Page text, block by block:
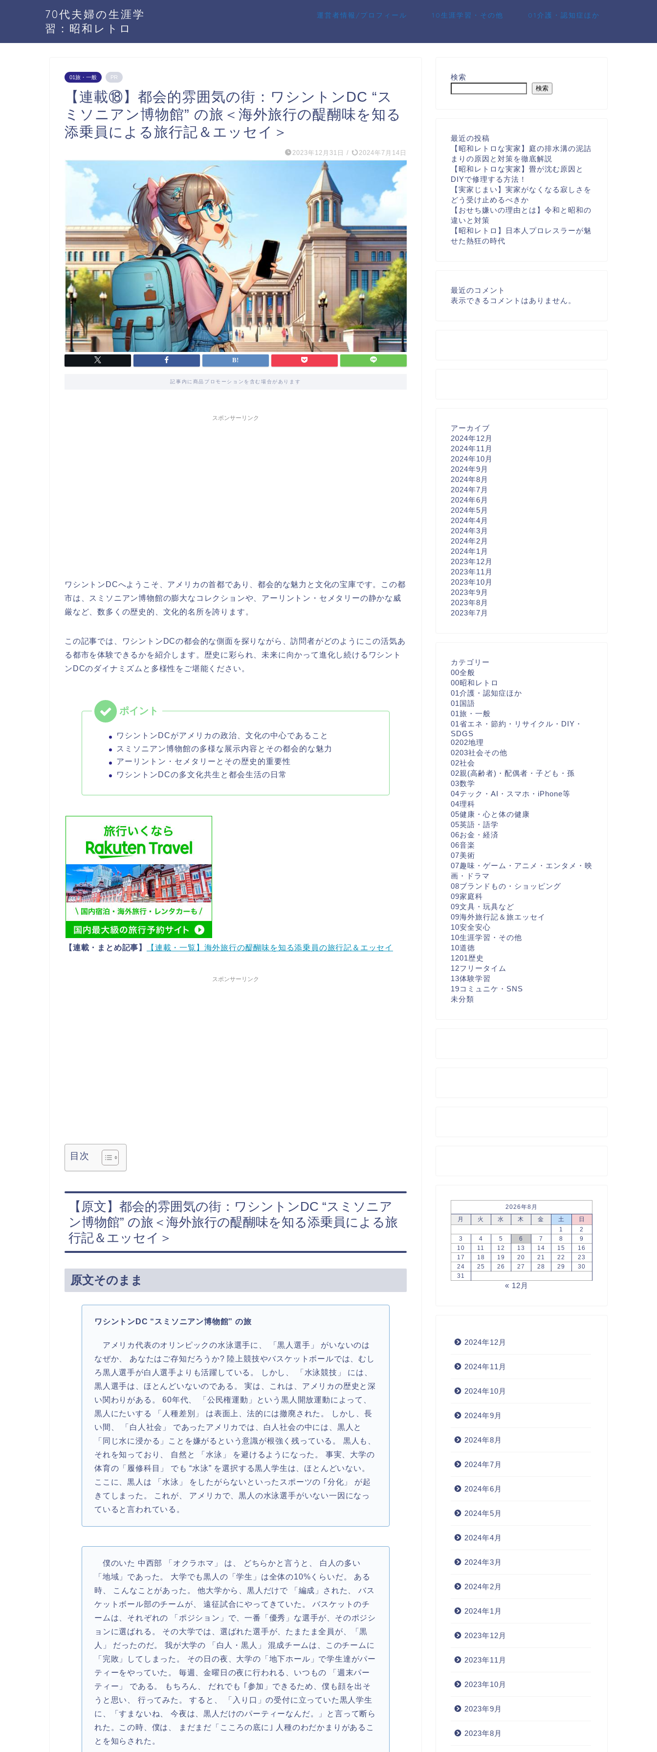
70代夫婦の生涯学
習：昭和レトロ
運営者情報/プロフィール 10生涯学習・その他 01介護・認知症ほか
01旅・一般 PR
【連載⑱】都会的雰囲気の街：ワシントンDC “ス
ミソニアン博物館” の旅＜海外旅行の醍醐味を知る
添乗員による旅行記＆エッセイ＞
2023年12月31日 / 2024年7月14日
記事内に商品プロモーションを含む場合があります
スポンサーリンク
ワシントンDCへようこそ、アメリカの首都であり、都会的な魅力と文化の宝庫です。この都
市は、スミソニアン博物館の膨大なコレクションや、アーリントン・セメタリーの静かな威
厳など、数多くの歴史的、文化的名所を誇ります。
この記事では、ワシントンDCの都会的な側面を探りながら、訪問者がどのようにこの活気あ
る都市を体験できるかを紹介します。歴史に彩られ、未来に向かって進化し続けるワシント
ンDCのダイナミズムと多様性をご堪能ください。
ワシントンDCがアメリカの政治、文化の中心であること
スミソニアン博物館の多様な展示内容とその都会的な魅力
アーリントン・セメタリーとその歴史的重要性
ワシントンDCの多文化共生と都会生活の日常
【連載・まとめ記事】 【連載・一覧】海外旅行の醍醐味を知る添乗員の旅行記＆エッセイ
スポンサーリンク
目次
【原文】都会的雰囲気の街：ワシントンDC “スミソニア
ン博物館” の旅＜海外旅行の醍醐味を知る添乗員による旅
行記＆エッセイ＞
原文そのまま
ワシントンDC “スミソニアン博物館” の旅
アメリカ代表のオリンピックの水泳選手に、 「黒人選手」 がいないのは
なぜか、 あなたはご存知だろうか? 陸上競技やバスケットボールでは、むし
ろ黒人選手が白人選手よりも活躍している。 しかし、 「水泳競技」 には、
黒人選手は、ほとんどいないのである。 実は、これは、アメリカの歴史と深
い関わりがある。 60年代、 「公民権運動」という黒人開放運動によって、
黒人にたいする 「人種差別」 は表面上、法的には撤廃された。 しかし、長
い間、 「白人社会」 であったアメリカでは、白人社会の中には、黒人と
「同じ水に浸かる」ことを嫌がるという意識が根強く残っている。 黒人も、
それを知っており、 自然と 「水泳」 を避けるようになった。 事実、大学の
体育の「履修科目」 でも “水泳” を選択する黒人学生は、ほとんどいない。
ここに、黒人は 「水泳」 をしたがらないといったスポーツの ｢分化」 が起
きてしまった。 これが、 アメリカで、黒人の水泳選手がいない一因になっ
ていると言われている。
僕のいた 中西部 「オクラホマ」 は、 どちらかと言うと、 白人の多い
「地域」であった。 大学でも黒人の「学生」は全体の10%くらいだ。 ある
時、 こんなことがあった。 他大学から、黒人だけで 「編成」された、 バス
ケットボール部のチームが、 遠征試合にやってきていた。 バスケットのチ
ームは、それぞれの 「ポジション」で、一番「優秀」な選手が、そのポジシ
ョンに選ばれる。 その大学では、選ばれた選手が、たまたま全員が、「黒
人」 だったのだ。 我が大学の 「白人・黒人」 混成チームは、このチームに
「完敗」してしまった。 その日の夜、大学の「地下ホール」で学生達がパー
ティーをやっていた。 毎週、金曜日の夜に行われる、いつもの 「週末パー
ティー」 である。 もちろん、 だれでも ｢参加」できるため、僕も顔を出そ
うと思い、 行ってみた。 すると、 「入り口」の受付に立っていた黒人学生
に、「すまないね、 今夜は、黒人だけのパーティーなんだ。」と言って断ら
れた。この時、僕は、 まだまだ「こころの底に｣ 人種のわだかまりがあるこ
とを知らされた。
検索
検索
最近の投稿
【昭和レトロな実家】庭の排水溝の泥詰
まりの原因と対策を徹底解説
【昭和レトロな実家】畳が沈む原因と
DIYで修理する方法！
【実家じまい】実家がなくなる寂しさを
どう受け止めるべきか
【おせち嫌いの理由とは】令和と昭和の
違いと対策
【昭和レトロ】日本人プロレスラーが魅
せた熱狂の時代
最近のコメント
表示できるコメントはありません。
アーカイブ
2024年12月
2024年11月
2024年10月
2024年9月
2024年8月
2024年7月
2024年6月
2024年5月
2024年4月
2024年3月
2024年2月
2024年1月
2023年12月
2023年11月
2023年10月
2023年9月
2023年8月
2023年7月
カテゴリー
00全般
00昭和レトロ
01介護・認知症ほか
01国語
01旅・一般
01省エネ・節約・リサイクル・DIY・
SDGS
0202地理
0203社会その他
02社会
02親(高齢者)・配偶者・子ども・孫
03数学
04テック・AI・スマホ・iPhone等
04理科
05健康・心と体の健康
05英語・語学
06お金・経済
06音楽
07美術
07趣味・ゲーム・アニメ・エンタメ・映
画・ドラマ
08ブランドもの・ショッピング
09家庭科
09文具・玩具など
09海外旅行記＆旅エッセイ
10安全安心
10生涯学習・その他
10道徳
1201歴史
12フリータイム
13体験学習
19コミュニケ・SNS
未分類
2026年8月
月
火 水 木 金 土
日
1
2
3
4 5 6 7 8
9
10
11 12 13 14 15
16
17
18 19 20 21 22
23
24
25 26 27 28 29
30
31
« 12月
2024年12月
2024年11月
2024年10月
2024年9月
2024年8月
2024年7月
2024年6月
2024年5月
2024年4月
2024年3月
2024年2月
2024年1月
2023年12月
2023年11月
2023年10月
2023年9月
2023年8月